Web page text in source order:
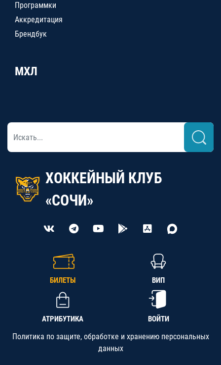
Программки
Аккредитация
Брендбук
МХЛ
ХОККЕЙНЫЙ КЛУБ
«СОЧИ»
БИЛЕТЫ ВИП
АТРИБУТИКА ВОЙТИ
Политика по защите, обработке и хранению персональных
данных